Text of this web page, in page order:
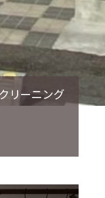
リーニング